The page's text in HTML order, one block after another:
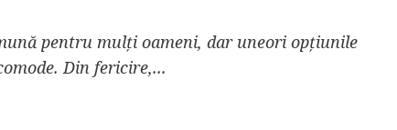
pentru mulți oameni, dar uneori opțiunile
Din fericire,...